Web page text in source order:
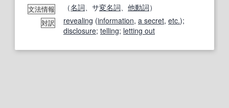
文法情報 （名詞、サ変名詞、 他動詞）
対訳 revealing (information, a secret, etc.);
disclosure; telling; letting out